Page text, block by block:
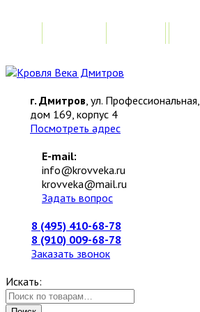
г. Дмитров, ул. Профессиональная,
дом 169, корпус 4
Посмотреть адрес
E-mail:
info@krovveka.ru
krovveka@mail.ru
Задать вопрос
8 (495) 410-68-78
8 (910) 009-68-78
Заказать звонок
Искать: